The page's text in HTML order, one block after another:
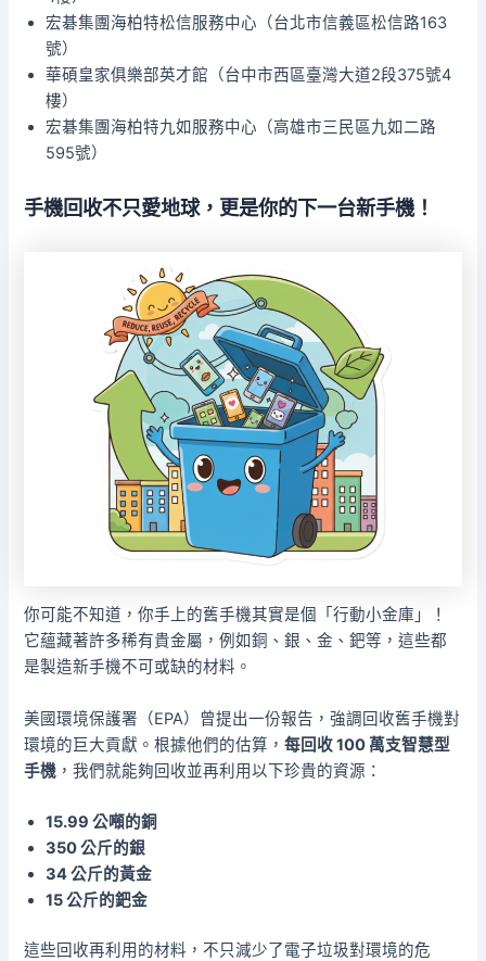
宏碁集團海柏特松信服務中心（台北市信義區松信路163
號）
華碩皇家俱樂部英才館（台中市西區臺灣大道2段375號4
樓）
宏碁集團海柏特九如服務中心（高雄市三民區九如二路
595號）
手機回收不只愛地球，更是你的下一台新手機！
你可能不知道，你手上的舊手機其實是個「行動小金庫」！
它蘊藏著許多稀有貴金屬，例如銅、銀、金、鈀等，這些都
是製造新手機不可或缺的材料。
美國環境保護署（EPA）曾提出一份報告，強調回收舊手機對
環境的巨大貢獻。根據他們的估算，每回收 100 萬支智慧型
手機 ，我們就能夠回收並再利用以下珍貴的資源：
15.99 公噸的銅
350 公斤的銀
34 公斤的黃金
15 公斤的鈀金
這些回收再利用的材料，不只減少了電子垃圾對環境的危